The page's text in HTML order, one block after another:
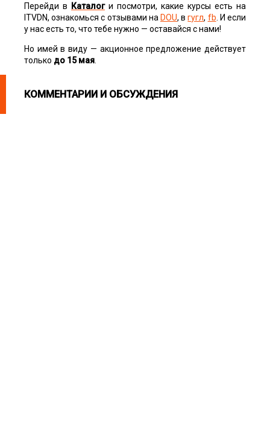
Перейди в Каталоги посмотри, какие курсы есть на
ITVDN, ознакомься с отзывами на DOU, вгугл, fb . И если
у нас есть то, что тебе нужно — оставайся с нами!
Но имей в виду — акционное предложение действует
только до 15 мая
КОММЕНТАРИИ И ОБСУЖДЕНИЯ